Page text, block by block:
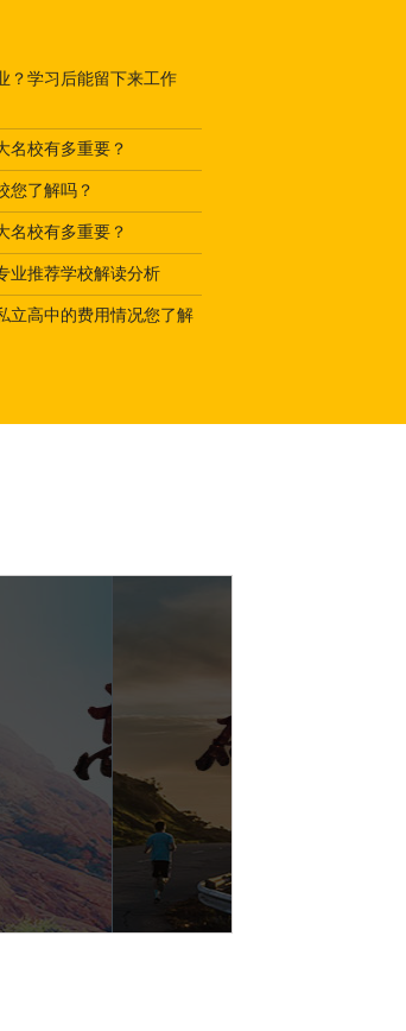
？学习后能留下来工作
名校有多重要？
您了解吗？
名校有多重要？
业推荐学校解读分析
立高中的费用情况您了解